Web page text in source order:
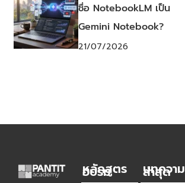
ชื่อ NotebookLM เป็น
Gemini Notebook?
21/07/2026
หลักสูตร
อบรม บทความ
ล่าสุด